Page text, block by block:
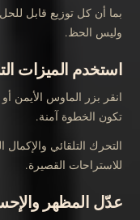
بما أن كل توزيع قابل
وليس الحظ.
استخدم الميزات
انقر بزر الماوس الأيمن
تكون الخطوة آمنة.
التحرك التلقائي
للاستراحات القصيرة.
عدّل المظهر